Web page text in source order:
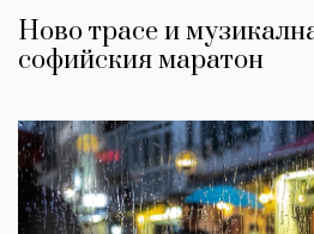
Ново трасе и
софийския маратон